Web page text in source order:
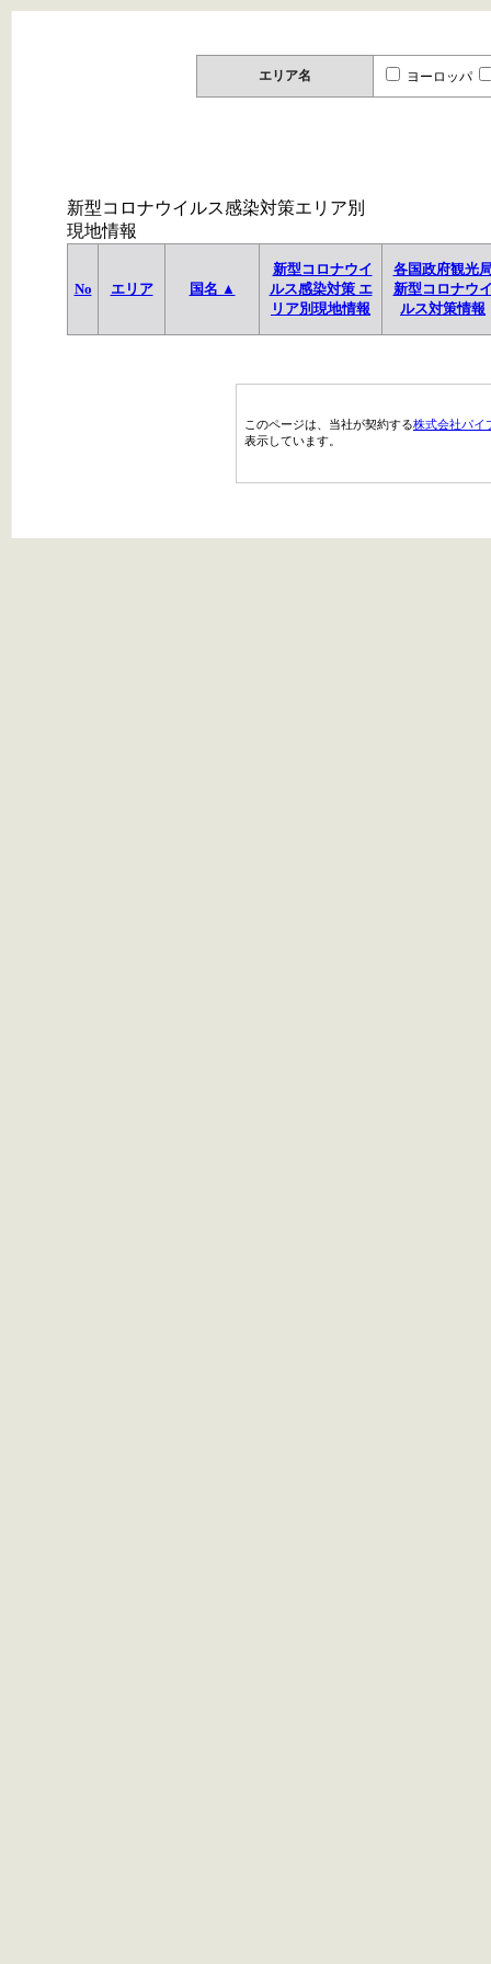
エリア名 ヨーロッパ
新型コロナウイルス感染対策エリア別
現地情報
No エリア 国名 ▲
新型コロナウイ
ルス感染対策 エ
リア別現地情報
各国政府観光
新型コロナウ
ルス対策情報
このページは、当社が契約する株式会社パイ
表示しています。